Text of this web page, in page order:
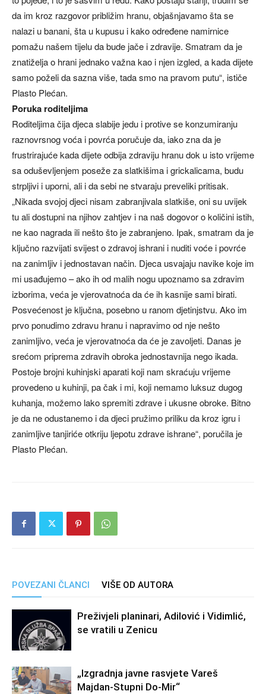
da im kroz razgovor približim hranu, objašnjavamo šta se
nalazi u banani, šta u kupusu i kako određene namirnice
pomažu našem tijelu da bude jače i zdravije. Smatram da je
znatiželja o hrani jednako važna kao i njen izgled, a kada dijete
samo poželi da sazna više, tada smo na pravom putu“, ističe
Plasto Plećan.
Poruka roditeljima
Roditeljima čija djeca slabije jedu i protive se konzumiranju
raznovrsnog voća i povrća poručuje da, iako zna da je
frustrirajuće kada dijete odbija zdraviju hranu dok u isto vrijeme
sa oduševljenjem poseže za slatkišima i grickalicama, budu
strpljivi i uporni, ali i da sebi ne stvaraju preveliki pritisak.
„Nikada svojoj djeci nisam zabranjivala slatkiše, oni su uvijek
tu ali dostupni na njihov zahtjev i na naš dogovor o količini istih,
ne kao nagrada ili nešto što je zabranjeno. Ipak, smatram da je
ključno razvijati svijest o zdravoj ishrani i nuditi voće i povrće
na zanimljiv i jednostavan način. Djeca usvajaju navike koje im
mi usađujemo – ako ih od malih nogu upoznamo sa zdravim
izborima, veća je vjerovatnoća da će ih kasnije sami birati.
Posvećenost je ključna, posebno u ranom djetinjstvu. Ako im
prvo ponudimo zdravu hranu i napravimo od nje nešto
zanimljivo, veća je vjerovatnoća da će je zavoljeti. Danas je
srećom priprema zdravih obroka jednostavnija nego ikada.
Postoje brojni kuhinjski aparati koji nam skraćuju vrijeme
provedeno u kuhinji, pa čak i mi, koji nemamo luksuz dugog
kuhanja, možemo lako spremiti zdrave i ukusne obroke. Bitno
je da ne odustanemo i da djeci pružimo priliku da kroz igru i
zanimljive tanjiriće otkriju ljepotu zdrave ishrane“, poručila je
Plasto Plećan.
POVEZANI ČLANCI VIŠE OD AUTORA
Preživjeli planinari, Adilović i Vidimlić,
se vratili u Zenicu
„Izgradnja javne rasvjete Vareš
Majdan-Stupni Do-Mir“